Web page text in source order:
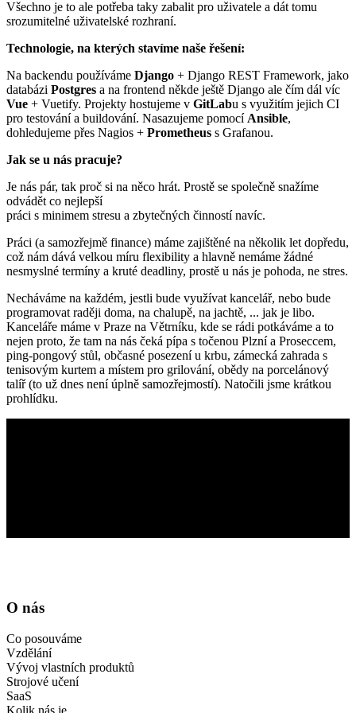
Všechno je to ale potřeba taky zabalit pro uživatele a dát tomu
srozumitelné uživatelské rozhraní.
Technologie, na kterých stavíme naše řešení:
Na backendu používáme Django + Django REST Framework, jako
databázi Postgres a na frontend někde ještě Django ale čím dál víc
Vue + Vuetify. Projekty hostujeme v GitLabu s využitím jejich CI
pro testování a buildování. Nasazujeme pomocí Ansible,
dohledujeme přes Nagios + Prometheus s Grafanou.
Jak se u nás pracuje?
Je nás pár, tak proč si na něco hrát. Prostě se společně snažíme
odvádět co nejlepší
práci s minimem stresu a zbytečných činností navíc.
Práci (a samozřejmě finance) máme zajištěné na několik let dopředu,
což nám dává velkou míru flexibility a hlavně nemáme žádné
nesmyslné termíny a kruté deadliny, prostě u nás je pohoda, ne stres.
Necháváme na každém, jestli bude využívat kancelář, nebo bude
programovat raději doma, na chalupě, na jachtě, ... jak je libo.
Kanceláře máme v Praze na Větrníku, kde se rádi potkáváme a to
nejen proto, že tam na nás čeká pípa s točenou Plzní a Proseccem,
ping-pongový stůl, občasné posezení u krbu, zámecká zahrada s
tenisovým kurtem a místem pro grilování, obědy na porcelánový
talíř (to už dnes není úplně samozřejmostí). Natočili jsme krátkou
prohlídku.
O nás
Co posouváme
Vzdělání
Vývoj vlastních produktů
Strojové učení
SaaS
Kolik nás je